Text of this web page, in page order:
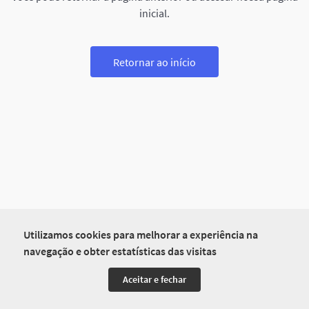
Utilizamos cookies para melhorar a experiência na
navegação e obter estatísticas das visitas
Aceitar e fechar
inicial.
Retornar ao início